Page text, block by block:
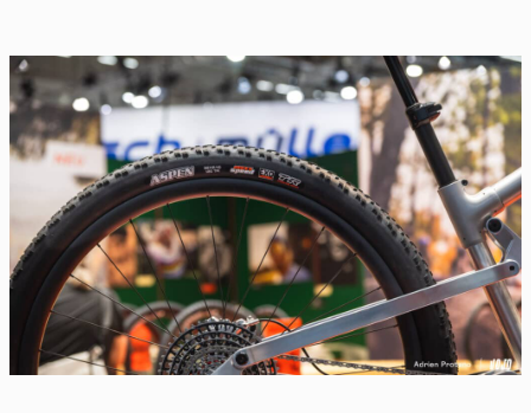
Panneau de gestion des
cookies
En autorisant ces services tiers, vous acceptez le dépôt et la
lecture de cookies et l'utilisation de technologies de suivi
nécessaires à leur bon fonctionnement.
Politique de confidentialité
Tout accepter Tout refuser